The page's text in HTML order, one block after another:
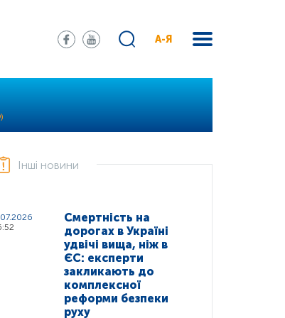
А-Я
Інші новини
Смертність на
дорогах в Україні
удвічі вища, ніж в
ЄС: експерти
закликають до
комплексної
реформи безпеки
руху